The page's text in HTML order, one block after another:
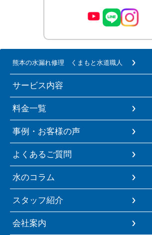
熊本の水漏れ修理 くまもと水道職人
サービス内容
料金一覧
事例・お客様の声
よくあるご質問
水のコラム
スタッフ紹介
会社案内